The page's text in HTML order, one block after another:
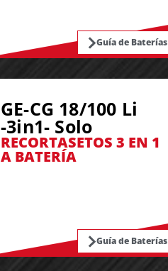
Guía de Baterías
GE-CG 18/100 Li
-3in1- Solo
RECORTASETOS 3 EN 1
A BATERÍA
Guía de Baterías